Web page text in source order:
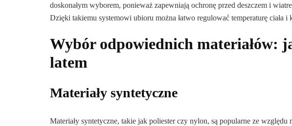
doskonałym wyborem, ponieważ zapewniają ochronę przed deszczem i
Dzięki takiemu systemowi ubioru można łatwo regulować temperaturę ciała
Wybór odpowiednich materiałów:
latem
Materiały syntetyczne
Materiały syntetyczne, takie jak poliester czy nylon, są popularne ze